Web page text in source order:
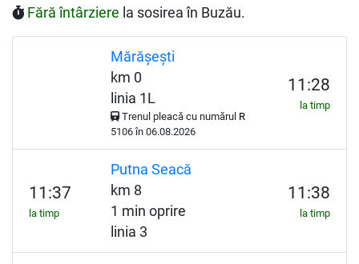
Fără întârziere la sosirea în Buzău.
Mărășești
km 0
linia 1L
Trenul pleacă cu numărul R
5106 în 06.08.2026
11:28
la timp
11:37
la timp
Putna Seacă
km 8
1 min oprire
linia 3
11:38
la timp